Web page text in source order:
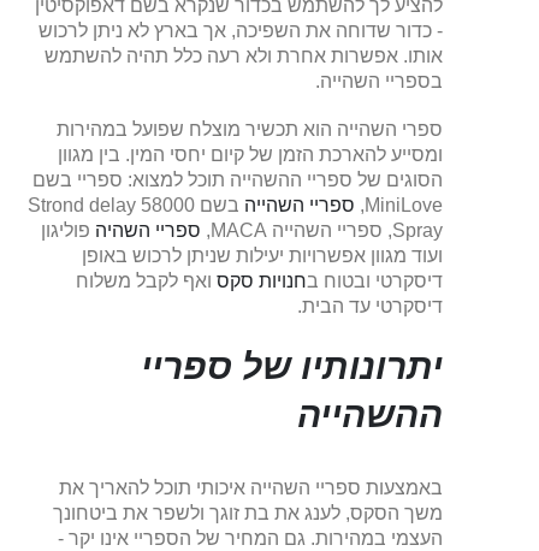
להציע לך להשתמש בכדור שנקרא בשם דאפוקסיטין
- כדור שדוחה את השפיכה, אך בארץ לא ניתן לרכוש
אותו. אפשרות אחרת ולא רעה כלל תהיה להשתמש
בספריי השהייה.
ספרי השהייה הוא תכשיר מוצלח שפועל במהירות
ומסייע להארכת הזמן של קיום יחסי המין. בין מגוון
הסוגים של ספריי ההשהייה תוכל למצוא: ספריי בשם
MiniLove,
ספריי השהייה
בשם 58000 Strond delay
Spray, ספריי השהייה MACA,
ספריי השהיה פוליגון
ועוד מגוון אפשרויות יעילות שניתן לרכוש באופן
דיסקרטי ובטוח בחנויות סקס ואף לקבל משלוח
דיסקרטי עד הבית.
יתרונותיו של ספריי
ההשהייה
באמצעות ספריי השהייה איכותי תוכל להאריך את
משך הסקס, לענג את בת זוגך ולשפר את ביטחונך
העצמי במהירות. גם המחיר של הספריי אינו יקר -